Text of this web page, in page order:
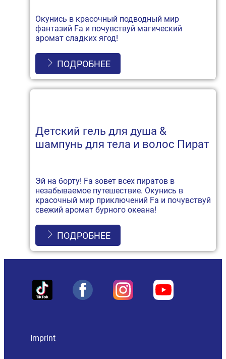
Окунись в красочный подводный мир
фантазий Fa и почувствуй магический
аромат сладких ягод!
ПОДРОБНЕЕ
Детский гель для душа &
шампунь для тела и волос Пират
Эй на борту! Fa зовет всех пиратов в
незабываемое путешествие. Окунись в
красочный мир приключений Fa и почувствуй
свежий аромат бурного океана!
ПОДРОБНЕЕ
Imprint